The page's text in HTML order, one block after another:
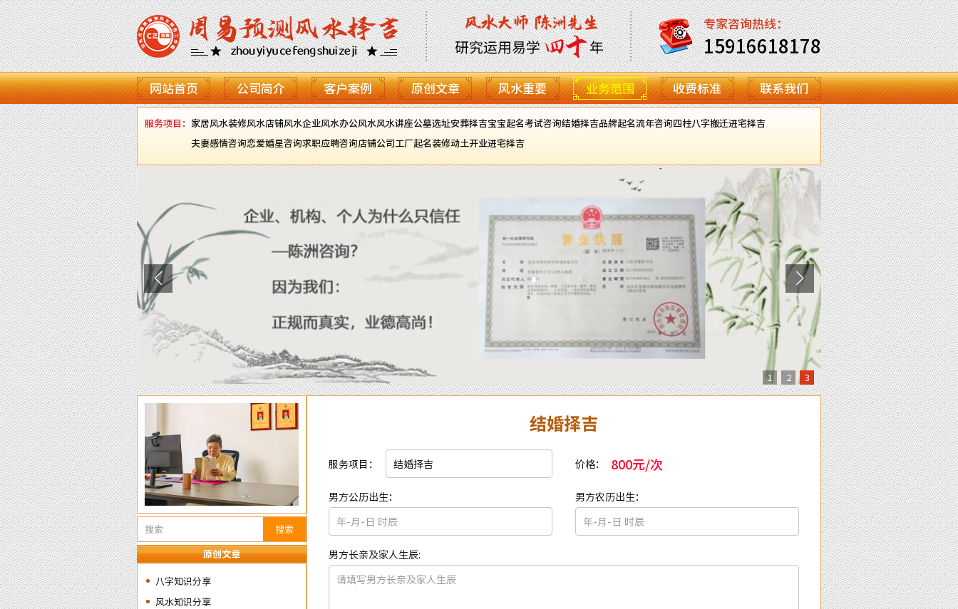
专家咨询热线：
15916618178
网站首页 公司简介 客户案例 原创文章 风水重要 业务范围 收费标准 联系我们
服务项目： 家居风水装修风水店铺风水企业风水办公风水风水讲座公墓选址安葬择吉宝宝起名考试咨询结婚择吉品牌起名流年咨询四柱八字搬迁进宅择吉
夫妻感情咨询恋爱婚星咨询求职应聘咨询店铺公司工厂起名装修动土开业进宅择吉
1 2 3
搜索
原创文章
八字知识分享
风水知识分享
结婚择吉
服务项目： 价格： 800元/次
男方公历出生： 男方农历出生：
男方长亲及家人生辰: